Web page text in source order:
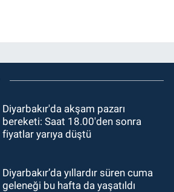
Diyarbakır'da akşam pazarı
bereketi: Saat 18.00'den sonra
fiyatlar yarıya düştü
Diyarbakır’da yıllardır süren cuma
geleneği bu hafta da yaşatıldı